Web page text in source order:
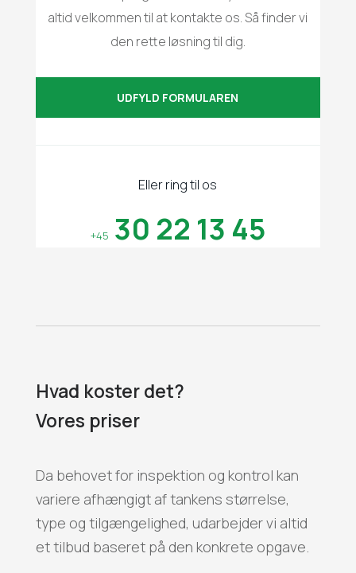
altid velkommen til at kontakte os. Så finder vi
den rette løsning til dig.
UDFYLD FORMULAREN
Eller ring til os
+45 30 22 13 45
Hvad koster det?
Vores priser
Da behovet for inspektion og kontrol kan
variere afhængigt af tankens størrelse,
type og tilgængelighed, udarbejder vi altid
et tilbud baseret på den konkrete opgave.